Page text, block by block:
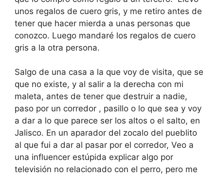
unos regalos de cuero gris, y me retiro antes de
tener que hacer mierda a unas personas que
conozco. Luego mandaré los regalos de cuero
gris a la otra persona.
Salgo de una casa a la que voy de visita, que se
que no existe, y al salir a la derecha con mi
maleta, antes de tener que destruir a nadie,
paso por un corredor , pasillo o lo que sea y voy
a dar a lo que parece ser los altos o el salto, en
Jalisco. En un aparador del zocalo del pueblito
al que fui a dar al pasar por el corredor, Veo a
una influencer estúpida explicar algo por
televisión no relacionado con el perro, pero me